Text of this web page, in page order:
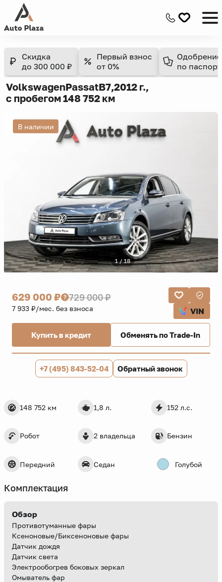
Скидка
до 300 000 ₽
Первый взнос
от 0%
Одобрение
по
VolkswagenPassatB7,2012 г.,
с пробегом 148 752 км
В наличии
1 / 18
148 752 км 1,8 л. 152 л.с.
Робот 2 владельца Бензин
Передний Седан Голубой
629 000 ₽ 729 000 ₽
7 933 ₽/мес. без взноса VIN
Купить в кредит Обменять по Trade-In
+7 (495) 843-52-04 Обратный звонок
Комплектация
Обзор
Противотуманные фары
Ксеноновые/Биксеноновые фары
Датчик дождя
Датчик света
Электрообогрев боковых зеркал
Омыватель фар